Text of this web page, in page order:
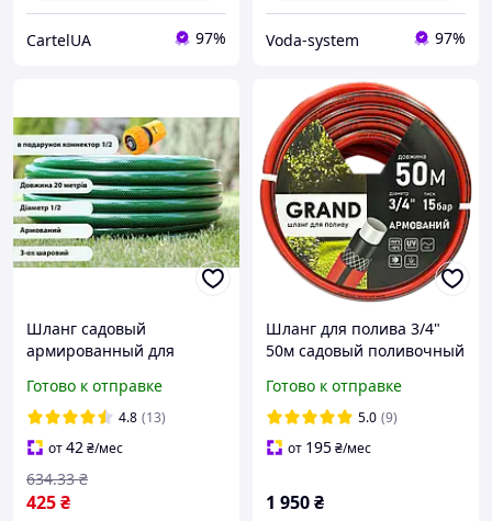
CartelUA 97% Voda-system 97%
Шланг садовый
армированный для
LOTUS 1/2 20 метров
поливочный шланг
Готово к отправке
4.8 (13)
от42₴/мес
425₴
634.33 ₴
Шланг для полива 3/4"
50м садовый поливочный
4шаровый
Готово к отправке
5.0 (9)
от 195₴/мес
1 950₴